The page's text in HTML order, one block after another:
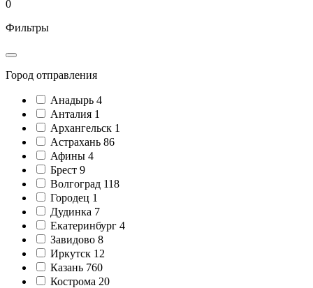
0
Фильтры
Город отправления
Анадырь 4
Анталия 1
Архангельск 1
Астрахань 86
Афины 4
Брест 9
Волгоград 118
Городец 1
Дудинка 7
Екатеринбург 4
Завидово 8
Иркутск 12
Казань 760
Кострома 20